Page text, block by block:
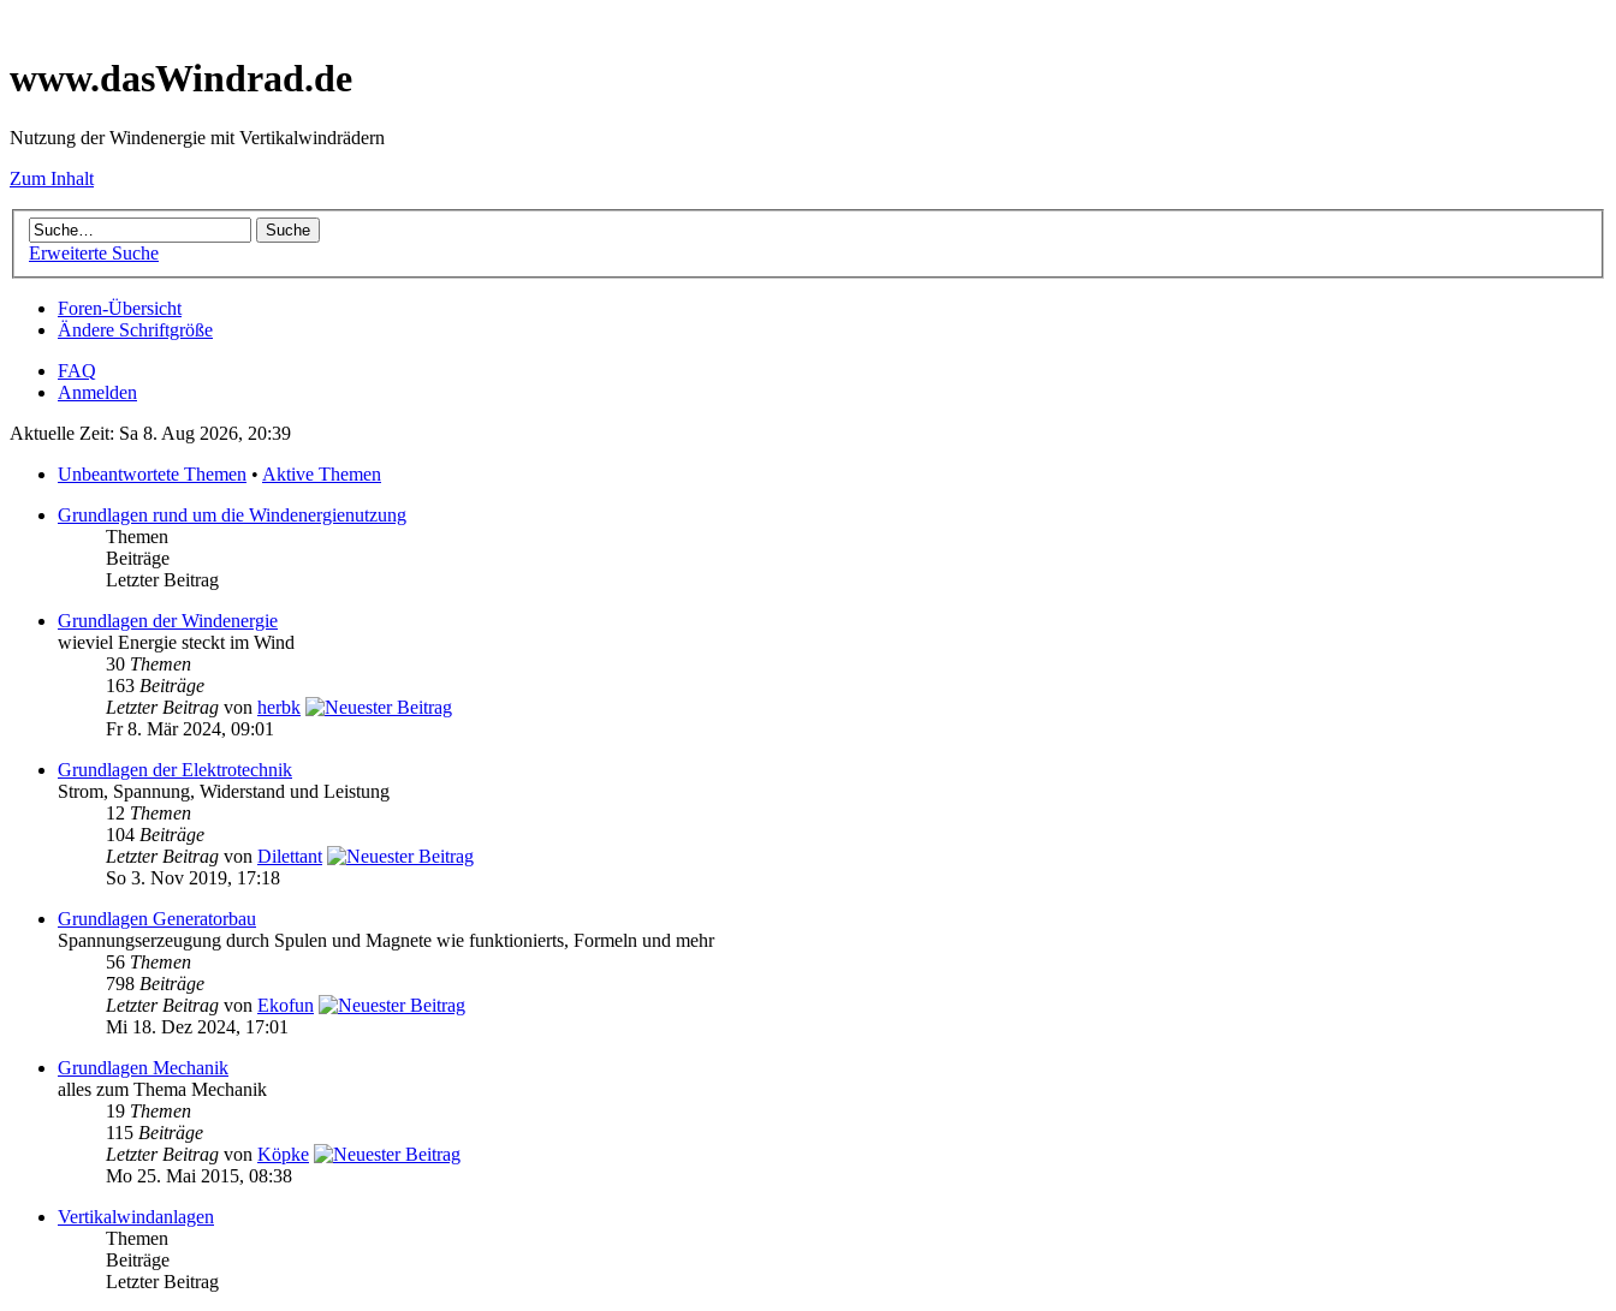
www.dasWindrad.de
Nutzung der Windenergie mit Vertikalwindrädern
Zum Inhalt
Erweiterte Suche
Foren-Übersicht
Ändere Schriftgröße
FAQ
Anmelden
Aktuelle Zeit: Sa 8. Aug 2026, 20:39
Unbeantwortete Themen • Aktive Themen
Grundlagen rund um die Windenergienutzung
Themen
Beiträge
Letzter Beitrag
Grundlagen der Windenergie
wieviel Energie steckt im Wind
30 Themen
163 Beiträge
Letzter Beitrag von herbk
Fr 8. Mär 2024, 09:01
Grundlagen der Elektrotechnik
Strom, Spannung, Widerstand und Leistung
12 Themen
104 Beiträge
Letzter Beitrag von Dilettant
So 3. Nov 2019, 17:18
Grundlagen Generatorbau
Spannungserzeugung durch Spulen und Magnete wie funktionierts, Formeln und mehr
56 Themen
798 Beiträge
Letzter Beitrag von Ekofun
Mi 18. Dez 2024, 17:01
Grundlagen Mechanik
alles zum Thema Mechanik
19 Themen
115 Beiträge
Letzter Beitrag von Köpke
Mo 25. Mai 2015, 08:38
Vertikalwindanlagen
Themen
Beiträge
Letzter Beitrag